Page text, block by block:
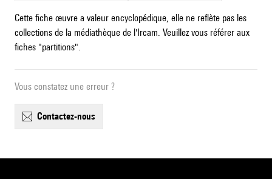
Cette fiche œuvre a valeur encyclopédique, elle ne reflète pas les
collections de la médiathèque de l'Ircam. Veuillez vous référer aux
fiches "partitions".
Vous constatez une erreur ?
contactez-nous